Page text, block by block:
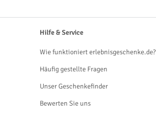
Hilfe & Service
Wie funktioniert erlebnisgeschenke.de?
Häufig gestellte Fragen
Unser Geschenkefinder
Bewerten Sie uns